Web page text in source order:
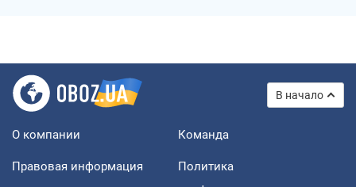
В начало
О компании Команда
Правовая информация
Политика